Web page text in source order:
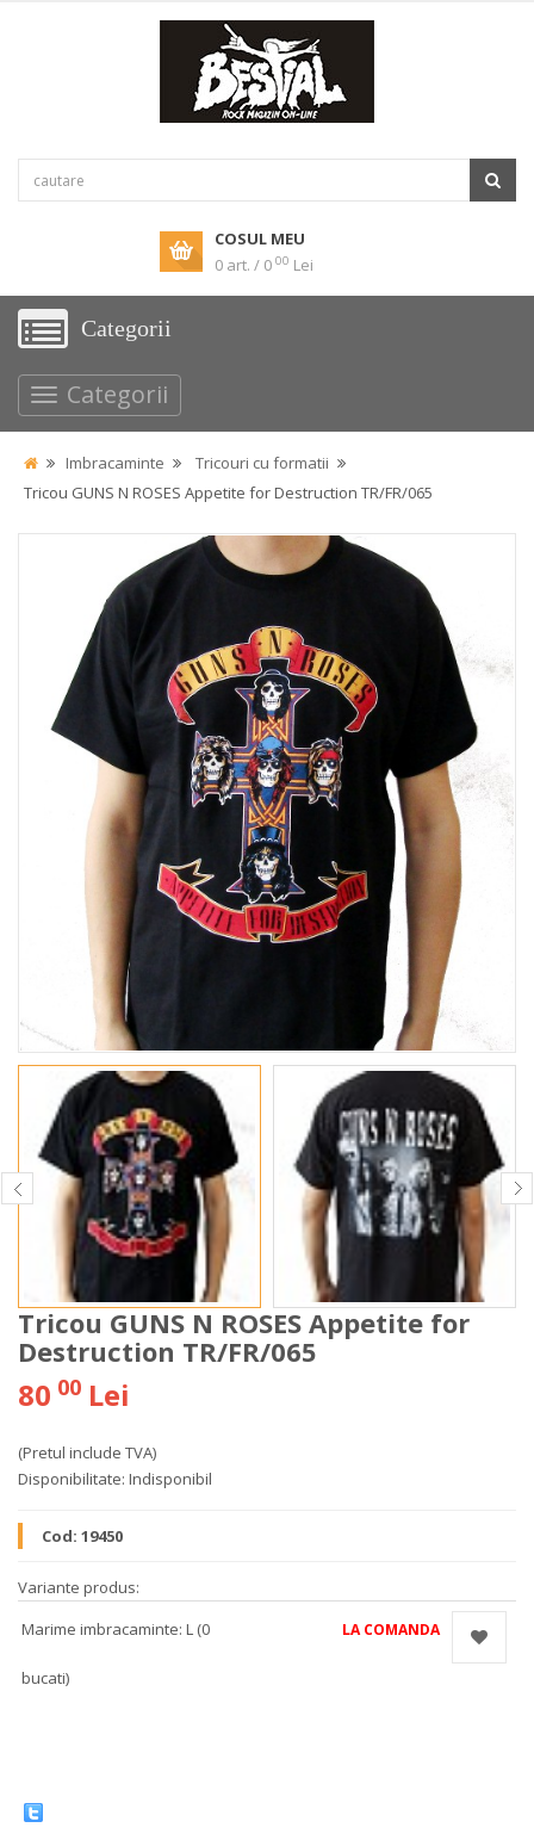
COSUL MEU
0 art. / 0 00 Lei
Categorii
Categorii
Imbracaminte
Tricouri cu formatii
Tricou GUNS N ROSES Appetite for Destruction TR/FR/065
Tricou GUNS N ROSES Appetite for
Destruction TR/FR/065
80 00 Lei
(Pretul include TVA)
Disponibilitate: Indisponibil
Cod: 19450
Variante produs:
Marime imbracaminte: L (0
bucati)
LA COMANDA